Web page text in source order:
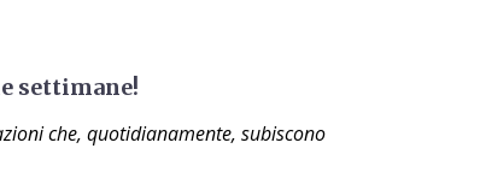
settimane!
che, quotidianamente, subiscono